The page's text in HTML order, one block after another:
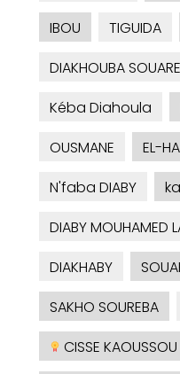
IBOU
TIGUIDA
DIAKHOUBA SOUARE
Kéba Diahoula
OUSMANE
EL-
N'faba DIABY
DIABY MOUHAMED
DIAKHABY
SAKHO SOUREBA
CISSE KAOUSSOU